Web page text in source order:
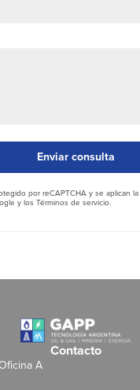
por reCAPTCHA y se aplican la
y los Términos de servicio.
Enviar consulta
Contacto
A